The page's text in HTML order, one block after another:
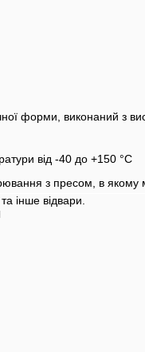
форми, виконаний з
від -40 до +150 °C
з пресом, в якому
інше відвари.